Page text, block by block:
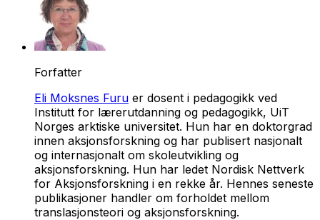
Forfatter
Eli Moksnes Furu er dosent i pedagogikk ved
Institutt for lærerutdanning og pedagogikk, UiT
Norges arktiske universitet. Hun har en doktorgrad
innen aksjonsforskning og har publisert nasjonalt
og internasjonalt om skoleutvikling og
aksjonsforskning. Hun har ledet Nordisk Nettverk
for Aksjonsforskning i en rekke år. Hennes seneste
publikasjoner handler om forholdet mellom
translasjonsteori og aksjonsforskning.